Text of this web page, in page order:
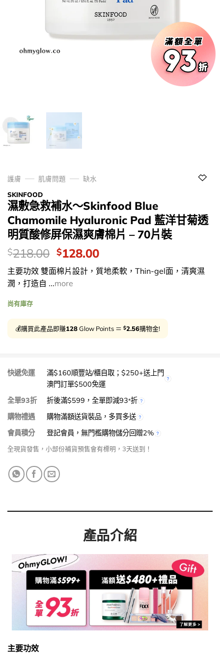
護膚 肌膚問題
缺水
SKINFOOD
濕敷急救補水～Skinfood Blue
Chamomile Hyaluronic Pad 藍洋甘菊透
明質酸修屏保濕爽膚棉片 – 70片裝
價
錢：
$218.00 Original
price
was:
$218.00.
$128.00Current
price
is:
主要功效 雙面棉片設計，質地柔軟，Thin-gel面，清爽濕
潤，打造自 ...more
尚有庫存
💰購買此產品即賺128Glow Points ＝ $2.56購物金!
快遞免運
滿$160順豐站/櫃自取；$250+送上門
澳門訂單$500免運
全單93折
折後滿$599，全單即減93*折
購物禮遇
購物滿額送貨裝品，多買多送
會員積分
登記會員，無門檻購物儲分回贈2%
全現貨發售，小部份補貨預售會有標明，3天送到！
產品介紹
主要功效